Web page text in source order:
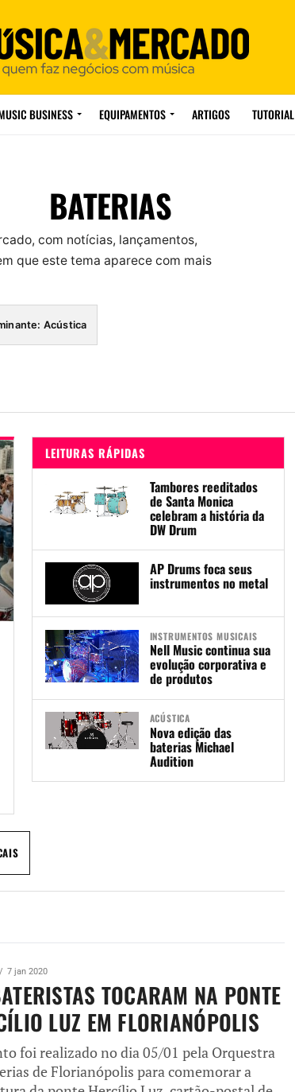
BUSINESS EQUIPAMENTOS ARTIGOS TUTORIAL
BATERIAS
com notícias, lançamentos,
que este tema aparece com mais
Acústica
LEITURAS RÁPIDAS
Tambores reeditados
de Santa Monica
celebram a história da
DW Drum
AP Drums foca seus
instrumentos no metal
INSTRUMENTOS MUSICAIS
Nell Music continua sua
evolução corporativa e
de produtos
ACÚSTICA
Nova edição das
baterias Michael
Audition
7 jan 2020
TOCARAM NA PONTE
LUZ EM FLORIANÓPOLIS
foi realizado no dia 05/01 pela Orquestra
de Florianópolis para comemorar a